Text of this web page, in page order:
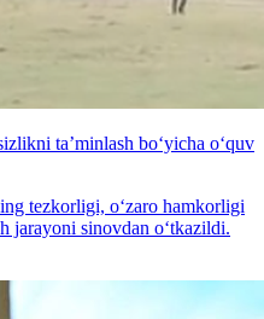
ta’minlash bo‘yicha o‘quv
tezkorligi, o‘zaro hamkorligi
jarayoni sinovdan o‘tkazildi.